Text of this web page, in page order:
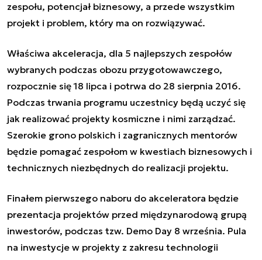
zespołu, potencjał biznesowy, a przede wszystkim
projekt i problem, który ma on rozwiązywać.
Właściwa akceleracja, dla 5 najlepszych zespołów
wybranych podczas obozu przygotowawczego,
rozpocznie się 18 lipca i potrwa do 28 sierpnia 2016.
Podczas trwania programu uczestnicy będą uczyć się
jak realizować projekty kosmiczne i nimi zarządzać.
Szerokie grono polskich i zagranicznych mentorów
będzie pomagać zespołom w kwestiach biznesowych i
technicznych niezbędnych do realizacji projektu.
Finałem pierwszego naboru do akceleratora będzie
prezentacja projektów przed międzynarodową grupą
inwestorów, podczas tzw. Demo Day 8 września. Pula
na inwestycje w projekty z zakresu technologii